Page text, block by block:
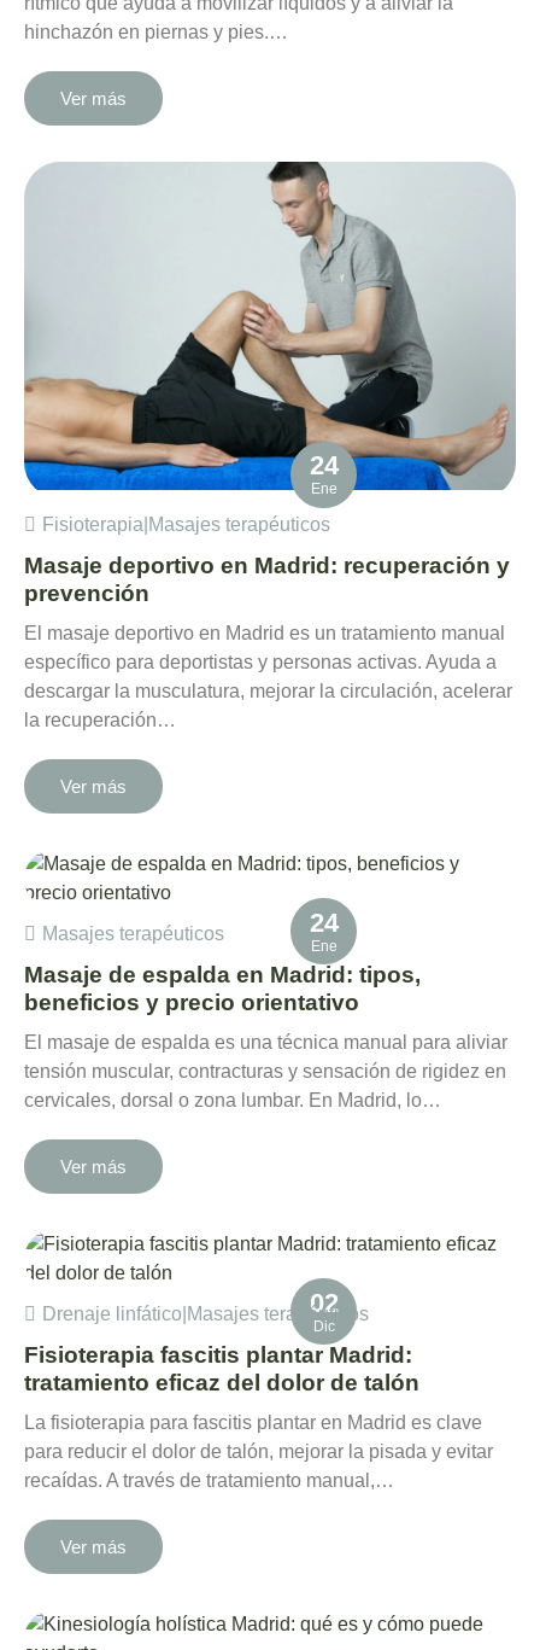
hinchazón en piernas y pies.…
Ver más
24
Ene
Fisioterapia Masajes terapéuticos
Masaje deportivo en Madrid: recuperación y
prevención
El masaje deportivo en Madrid es un tratamiento manual
específico para deportistas y personas activas. Ayuda a
descargar la musculatura, mejorar la circulación, acelerar
la recuperación…
Ver más
24
Ene
Masajes terapéuticos
Masaje de espalda en Madrid: tipos,
beneficios y precio orientativo
El masaje de espalda es una técnica manual para aliviar
tensión muscular, contracturas y sensación de rigidez en
cervicales, dorsal o zona lumbar. En Madrid, lo…
Ver más
02
Dic
Drenaje linfático Masajes terapéuticos
Fisioterapia fascitis plantar Madrid:
tratamiento eficaz del dolor de talón
La fisioterapia para fascitis plantar en Madrid es clave
para reducir el dolor de talón, mejorar la pisada y evitar
recaídas. A través de tratamiento manual,…
Ver más